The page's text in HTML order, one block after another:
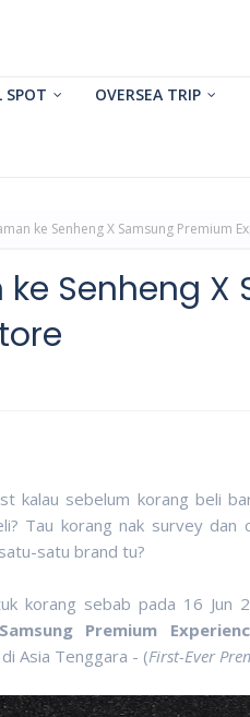
SPOT OVERSEA TRIP
ke Senheng X Samsung Premium
Senheng
kalau sebelum korang beli
Tau korang nak survey
satu brand tu?
korang sebab pada 16 Jun
Premium
Asia Tenggara - (First-Ever